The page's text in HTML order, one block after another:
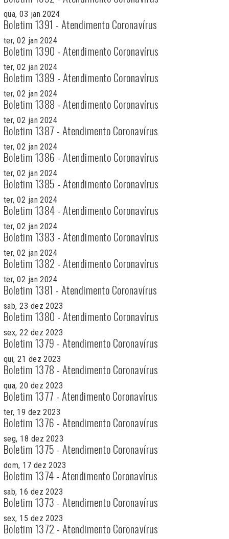
qua, 03 jan 2024
Boletim 1391 - Atendimento Coronavírus
ter, 02 jan 2024
Boletim 1390 - Atendimento Coronavírus
ter, 02 jan 2024
Boletim 1389 - Atendimento Coronavírus
ter, 02 jan 2024
Boletim 1388 - Atendimento Coronavírus
ter, 02 jan 2024
Boletim 1387 - Atendimento Coronavírus
ter, 02 jan 2024
Boletim 1386 - Atendimento Coronavírus
ter, 02 jan 2024
Boletim 1385 - Atendimento Coronavírus
ter, 02 jan 2024
Boletim 1384 - Atendimento Coronavírus
ter, 02 jan 2024
Boletim 1383 - Atendimento Coronavírus
ter, 02 jan 2024
Boletim 1382 - Atendimento Coronavírus
ter, 02 jan 2024
Boletim 1381 - Atendimento Coronavírus
sab, 23 dez 2023
Boletim 1380 - Atendimento Coronavírus
sex, 22 dez 2023
Boletim 1379 - Atendimento Coronavírus
qui, 21 dez 2023
Boletim 1378 - Atendimento Coronavírus
qua, 20 dez 2023
Boletim 1377 - Atendimento Coronavírus
ter, 19 dez 2023
Boletim 1376 - Atendimento Coronavírus
seg, 18 dez 2023
Boletim 1375 - Atendimento Coronavírus
dom, 17 dez 2023
Boletim 1374 - Atendimento Coronavírus
sab, 16 dez 2023
Boletim 1373 - Atendimento Coronavírus
sex, 15 dez 2023
Boletim 1372 - Atendimento Coronavírus